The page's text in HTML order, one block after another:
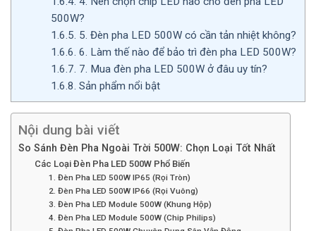
500W?
1.6.5. 5. Đèn pha LED 500W có cần tản nhiệt không?
1.6.6. 6. Làm thế nào để bảo trì đèn pha LED 500W?
1.6.7. 7. Mua đèn pha LED 500W ở đâu uy tín?
1.6.8. Sản phẩm nổi bật
Nội dung bài viết
So Sánh Đèn Pha Ngoài Trời 500W: Chọn Loại Tốt Nhất
Các Loại Đèn Pha LED 500W Phổ Biến
1. Đèn Pha LED 500W IP65 (Rọi Tròn)
2. Đèn Pha LED 500W IP66 (Rọi Vuông)
3. Đèn Pha LED Module 500W (Khung Hộp)
4. Đèn Pha LED Module 500W (Chip Philips)